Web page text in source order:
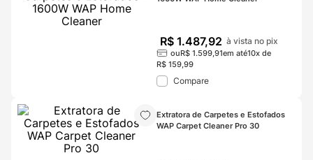
R$ 1.487,92 à vista no pix
ouR$ 1.599 91em até10x de
R$ 159 99
Compare
Extratora de Carpetes e Estofados
WAP Carpet Cleaner Pro 30